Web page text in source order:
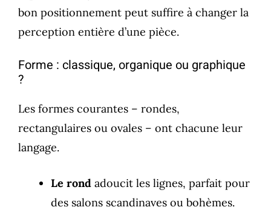
bon positionnement peut suffire à changer la
perception entière d’une pièce.
Forme : classique, organique ou graphique
?
Les formes courantes – rondes,
rectangulaires ou ovales – ont chacune leur
langage.
Le rond adoucit les lignes, parfait pour
des salons scandinaves ou bohèmes.